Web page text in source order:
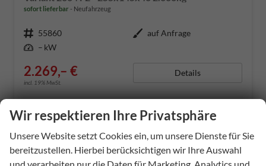
sofort lieferbar Neufahrzeug
Fahrzeugnummer 55860 Außenfarbe auf Anfrage
Leistung – kW
2.269,– €
incl. 19% MwSt.
Details
Wir respektieren Ihre Privatsphäre
Unsere Website setzt Cookies ein, um unsere Dienste für Sie
bereitzustellen. Hierbei berücksichtigen wir Ihre Auswahl
und verarbeiten nur die Daten für Marketing, Analytics und